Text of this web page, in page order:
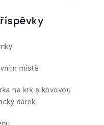
místě
na krk s kovovou
dárek